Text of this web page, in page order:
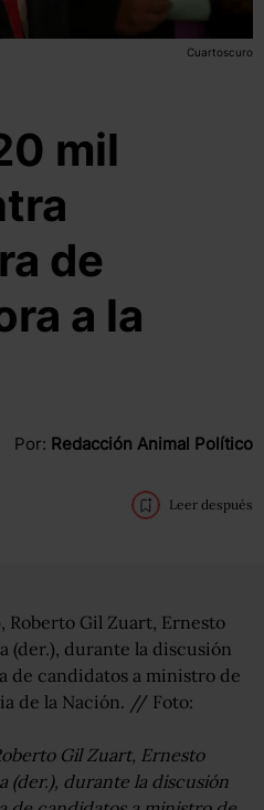
Cuartoscuro
mil
de
a la
Por: Redacción Animal Político
Leer después
Gil Zuart, Ernesto
(der.), durante la discusión